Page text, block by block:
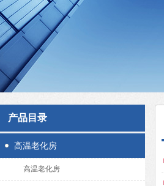
产品目录
高温老化房
高温老化房